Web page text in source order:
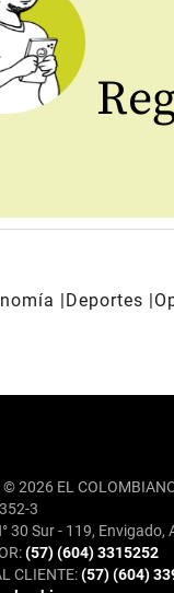
Deportes
© 2026 EL
3
30 Sur - 119, Envigado,
(57) (604) 3315252
CLIENTE:(57) (604)